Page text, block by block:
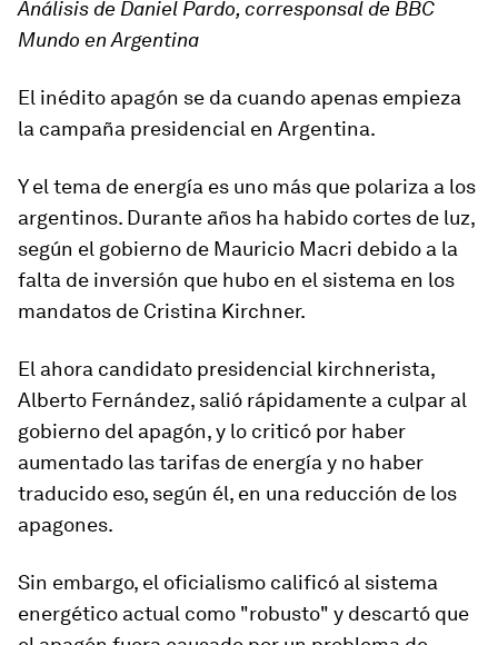
Análisis de Daniel Pardo, corresponsal de BBC
Mundo en Argentina
El inédito apagón se da cuando apenas empieza
la campaña presidencial en Argentina.
Y el tema de energía es uno más que polariza a los
argentinos. Durante años ha habido cortes de luz,
según el gobierno de Mauricio Macri debido a la
falta de inversión que hubo en el sistema en los
mandatos de Cristina Kirchner.
El ahora candidato presidencial kirchnerista,
Alberto Fernández, salió rápidamente a culpar al
gobierno del apagón, y lo criticó por haber
aumentado las tarifas de energía y no haber
traducido eso, según él, en una reducción de los
apagones.
Sin embargo, el oficialismo calificó al sistema
energético actual como "robusto" y descartó que